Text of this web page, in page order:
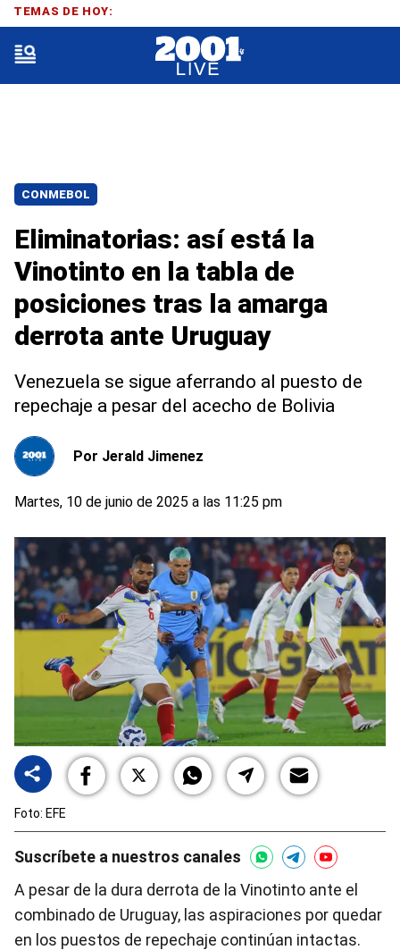
CONMEBOL
Eliminatorias: así está la
Vinotinto en la tabla de
posiciones tras la amarga
derrota ante Uruguay
Venezuela se sigue aferrando al puesto de
repechaje a pesar del acecho de Bolivia
Por Jerald Jimenez
Martes, 10 de junio de 2025 a las 11:25 pm
Foto: EFE
Suscríbete a nuestros canales
A pesar de la dura derrota de la Vinotinto ante el
combinado de Uruguay, las aspiraciones por quedar
en los puestos de repechaje continúan intactas.
TEMAS DE HOY: